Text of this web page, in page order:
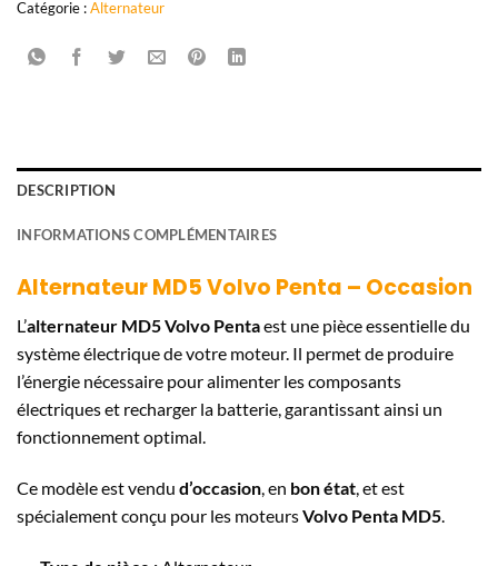
Catégorie :Alternateur
DESCRIPTION
INFORMATIONS COMPLÉMENTAIRES
Alternateur MD5 Volvo Penta – Occasion
L’alternateur MD5 Volvo Pentaest une pièce essentielle du
système électrique de votre moteur. Il permet de produire
l’énergie nécessaire pour alimenter les composants
électriques et recharger la batterie, garantissant ainsi un
fonctionnement optimal.
Ce modèle est vendu d’occasion, en bon état, et est
spécialement conçu pour les moteursVolvo Penta MD5.